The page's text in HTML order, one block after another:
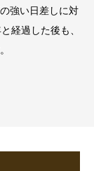
強い日差しに対
経過した後も、